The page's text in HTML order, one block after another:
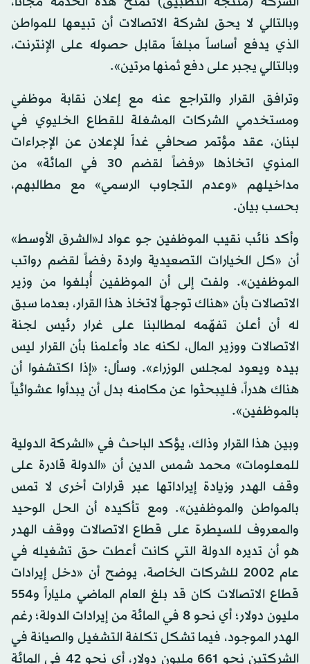
وبالتالي لا يحق لشركة الاتصالات أن تبيعها للمواطن
الذي يدفع أساساً مبلغاً مقابل حصوله على الإنترنت،
وبالتالي يجبر على دفع ثمنها مرتين».
وترافق القرار والتراجع عنه مع إعلان نقابة موظفي
ومستخدمي الشركات المشغلة للقطاع الخليوي في
لبنان، عقد مؤتمر صحافي غداً للإعلان عن الإجراءات
المنوي اتخاذها «رفضاً لقضم 30 في المائة» من
مداخيلهم «وعدم التجاوب الرسمي» مع مطالبهم،
بحسب بيان.
وأكد نائب نقيب الموظفين جو عواد لـ«الشرق الأوسط»
أن «كل الخيارات التصعيدية واردة رفضاً لقضم رواتب
الموظفين». ولفت إلى أن الموظفين أُبلغوا من وزير
الاتصالات بأن «هناك توجهاً لاتخاذ هذا القرار، بعدما سبق
له أن أعلن تفهّمه لمطالبنا على غرار رئيس لجنة
الاتصالات ووزير المال، لكنه عاد وأعلمنا بأن القرار ليس
بيده ويعود لمجلس الوزراء». وسأل: «إذا اكتشفوا أن
هناك هدراً، فليبحثوا عن مكامنه بدل أن يبدأوا عشوائياً
بالموظفين».
وبين هذا القرار وذاك، يؤكد الباحث في «الشركة الدولية
للمعلومات» محمد شمس الدين أن «الدولة قادرة على
وقف الهدر وزيادة إيراداتها عبر قرارات أخرى لا تمس
بالمواطن والموظفين». ومع تأكيده أن الحل الوحيد
والمعروف للسيطرة على قطاع الاتصالات ووقف الهدر
هو أن تديره الدولة التي كانت أعطت حق تشغيله في
عام 2002 للشركات الخاصة، يوضح أن «دخل إيرادات
قطاع الاتصالات كان قد بلغ العام الماضي ملياراً و554
مليون دولار؛ أي نحو 8 في المائة من إيرادات الدولة؛ رغم
الهدر الموجود، فيما تشكل تكلفة التشغيل والصيانة في
الشركتين نحو 661 مليون دولار، أي نحو 42 في المائة